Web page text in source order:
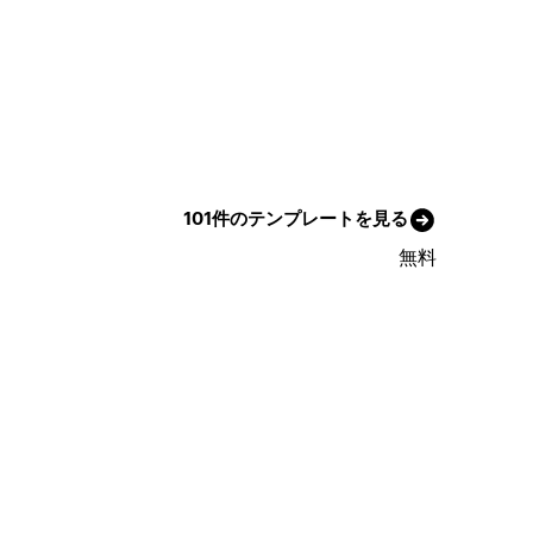
101件のテンプレートを見る
無料